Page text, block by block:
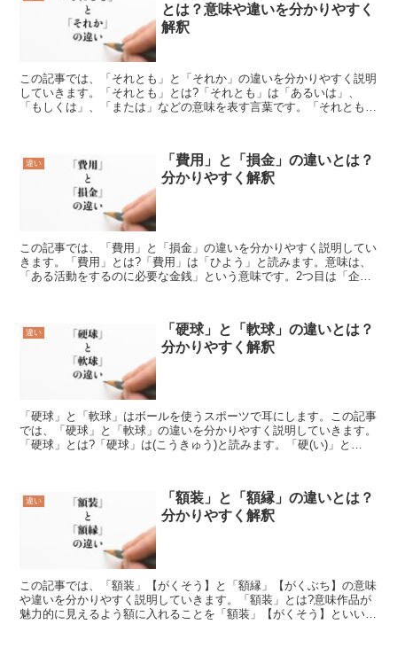
とは？意味や違いを分かりやすく
解釈
この記事では、「それとも」と「それか」の違いを分かりやすく説明
していきます。「それとも」とは?「それとも」は「あるいは」、
「もしくは」、「または」などの意味を表す言葉です。「それとも」
違い
「費用」と「損金」の違いとは？
分かりやすく解釈
この記事では、「費用」と「損金」の違いを分かりやすく説明してい
きます。「費用」とは?「費用」は「ひよう」と読みます。意味は、
「ある活動をするのに必要な金銭」という意味です。2つ目は「企業
違い
「硬球」と「軟球」の違いとは？
分かりやすく解釈
「硬球」と「軟球」はボールを使うスポーツで耳にします。この記事
では、「硬球」と「軟球」の違いを分かりやすく説明していきます。
「硬球」とは?「硬球」は(こうきゅう)と読みます。「硬(い)」と
違い
「額装」と「額縁」の違いとは？
分かりやすく解釈
この記事では、「額装」【がくそう】と「額縁」【がくぶち】の意味
や違いを分かりやすく説明していきます。「額装」とは?意味作品が
魅力的に見えるよう額に入れることを「額装」【がくそう】といいま